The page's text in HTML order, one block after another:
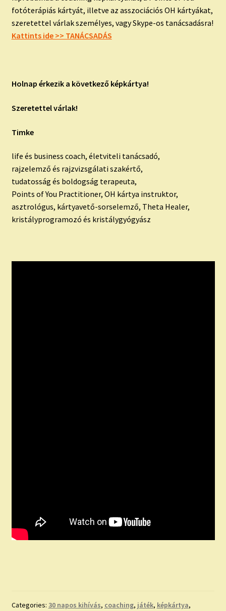
fotóterápiás kártyát, illetve az asszociációs OH kártyákat,
szeretettel várlak személyes, vagy Skype-os tanácsadásra!
Kattints ide >> TANÁCSADÁS
Holnap érkezik a következő képkártya!
Szeretettel várlak!
Timke
life és business coach, életviteli tanácsadó,
rajzelemző és rajzvizsgálati szakértő,
tudatosság és boldogság terapeuta,
Points of You Practitioner, OH kártya instruktor,
asztrológus, kártyavető-sorselemző, Theta Healer,
kristályprogramozó és kristálygyógyász
Categories: 30 napos kihívás, coaching, játék, képkártya,